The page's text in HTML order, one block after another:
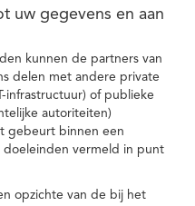
uw gegevens en aan
kunnen de partners van
delen met andere private
infrastructuur) of publieke
autoriteiten)
gebeurt binnen een
vermeld in punt
opzichte van de bij het